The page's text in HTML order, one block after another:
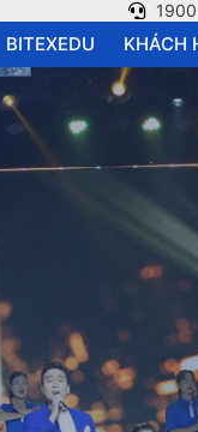
BITEXEDU KHÁCH